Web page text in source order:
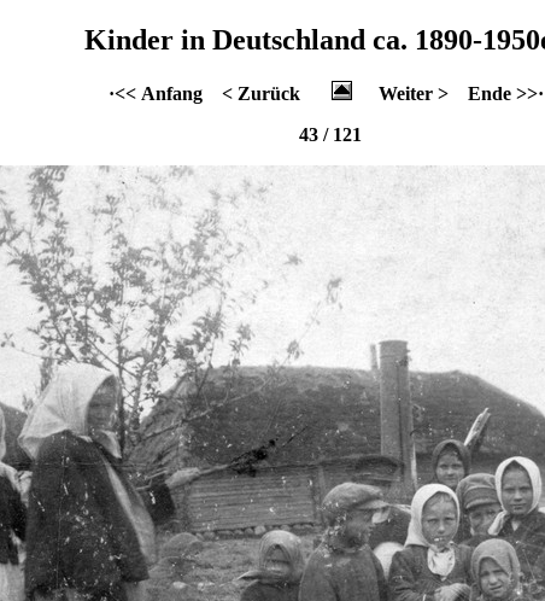
Kinder in Deutschland ca. 1890-
·<< Anfang < Zurück Weiter >
Ende >>·
43 / 121